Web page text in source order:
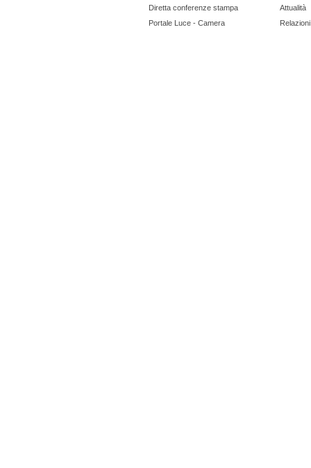
Diretta conferenze stampa
Portale Luce - Camera
Attualità